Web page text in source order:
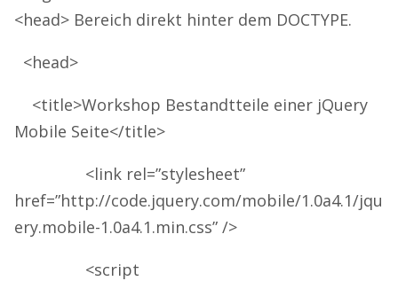
<head> Bereich direkt hinter dem DOCTYPE.
<head>
<title>Workshop Bestandtteile einer jQuery
Mobile Seite</title>
<link rel=”stylesheet”
href=”http://code.jquery.com/mobile/1.0a4.1/jqu
ery.mobile-1.0a4.1.min.css” />
<script